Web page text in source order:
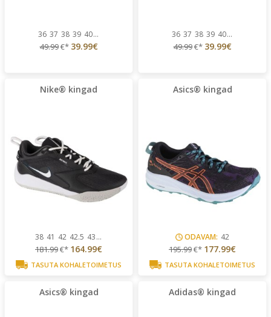
36 37 38 39 40...
49.99€* 39.99€
36 37 38 39 40...
49.99€* 39.99€
Nike® kingad
38 41 42 42.5 43...
181.99€* 164.99€
TASUTA KOHALETOIMETUS
Asics® kingad
ODAVAM: 42
195.99€* 177.99€
TASUTA KOHALETOIMETUS
Asics® kingad Adidas® kingad